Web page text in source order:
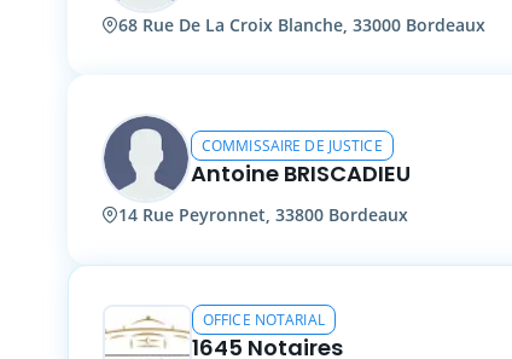
68 Rue De La Croix Blanche, 33000 Bordeaux
COMMISSAIRE DE JUSTICE
Antoine BRISCADIEU
14 Rue Peyronnet, 33800 Bordeaux
OFFICE NOTARIAL
1645 Notaires